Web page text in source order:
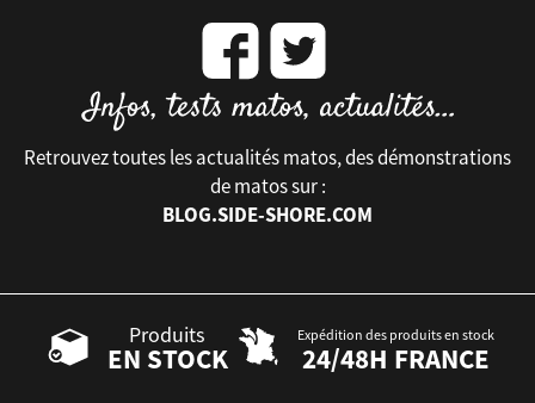
Retrouvez toutes les actualités matos, des démonstrations
de matos sur :
BLOG.SIDE-SHORE.COM
Produits
EN STOCK
Expédition des produits en stock
24/48H FRANCE